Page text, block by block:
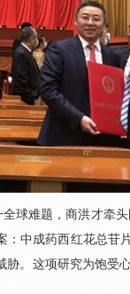
全球难题，商洪才牵
：中成药西红花总苷
。这项研究为饱受